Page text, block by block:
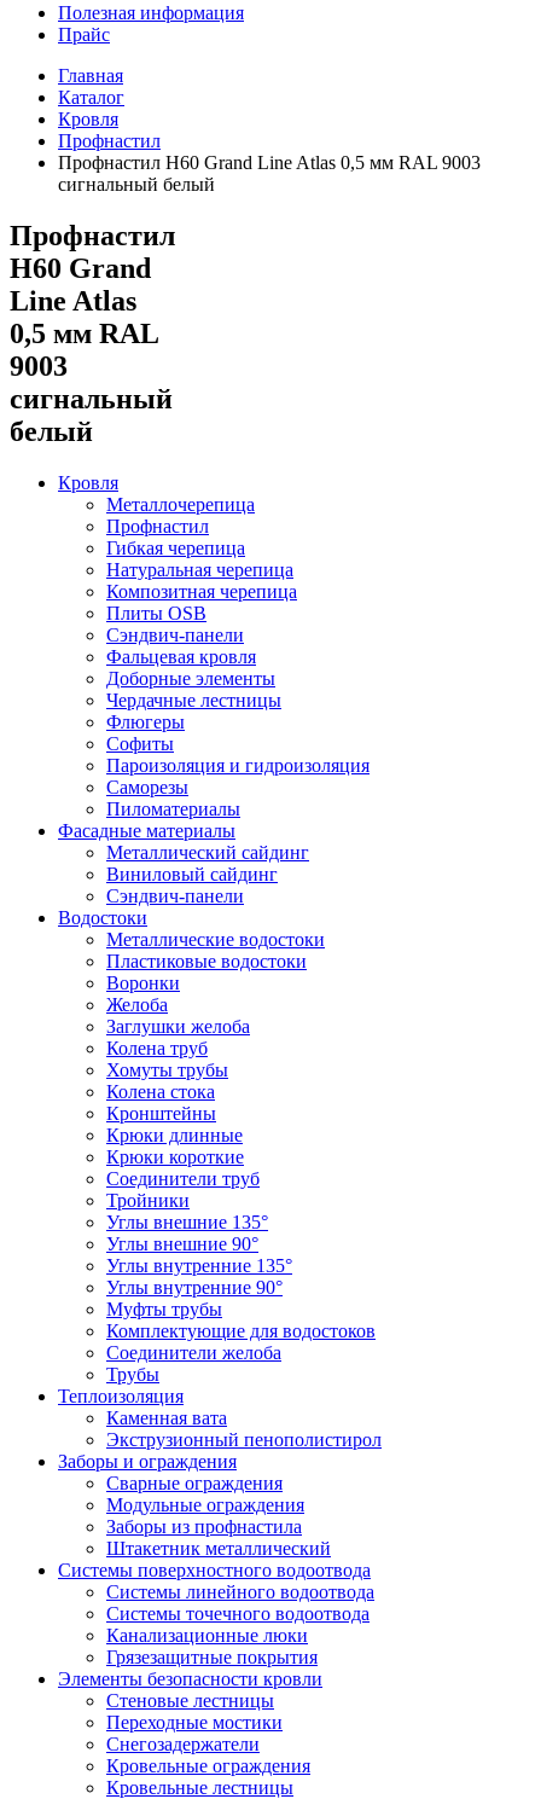
Полезная информация
Прайс
Главная
Каталог
Кровля
Профнастил
Профнастил Н60 Grand Line Atlas 0,5 мм RAL 9003
сигнальный белый
Профнастил
Н60 Grand
Line Atlas
0,5 мм RAL
9003
сигнальный
белый
Кровля
Металлочерепица
Профнастил
Гибкая черепица
Натуральная черепица
Композитная черепица
Плиты OSB
Сэндвич-панели
Фальцевая кровля
Доборные элементы
Чердачные лестницы
Флюгеры
Софиты
Пароизоляция и гидроизоляция
Саморезы
Пиломатериалы
Фасадные материалы
Металлический сайдинг
Виниловый сайдинг
Сэндвич-панели
Водостоки
Металлические водостоки
Пластиковые водостоки
Воронки
Желоба
Заглушки желоба
Колена труб
Хомуты трубы
Колена стока
Кронштейны
Крюки длинные
Крюки короткие
Соединители труб
Тройники
Углы внешние 135°
Углы внешние 90°
Углы внутренние 135°
Углы внутренние 90°
Муфты трубы
Комплектующие для водостоков
Соединители желоба
Трубы
Теплоизоляция
Каменная вата
Экструзионный пенополистирол
Заборы и ограждения
Сварные ограждения
Модульные ограждения
Заборы из профнастила
Штакетник металлический
Системы поверхностного водоотвода
Системы линейного водоотвода
Системы точечного водоотвода
Канализационные люки
Грязезащитные покрытия
Элементы безопасности кровли
Стеновые лестницы
Переходные мостики
Снегозадержатели
Кровельные ограждения
Кровельные лестницы